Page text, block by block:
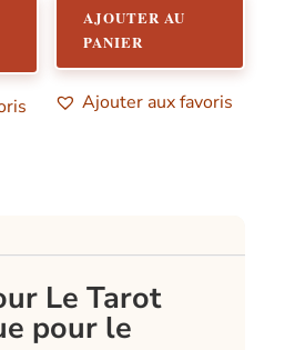
AJOUTER AU
PANIER
Ajouter aux favoris
Le Tarot
pour le